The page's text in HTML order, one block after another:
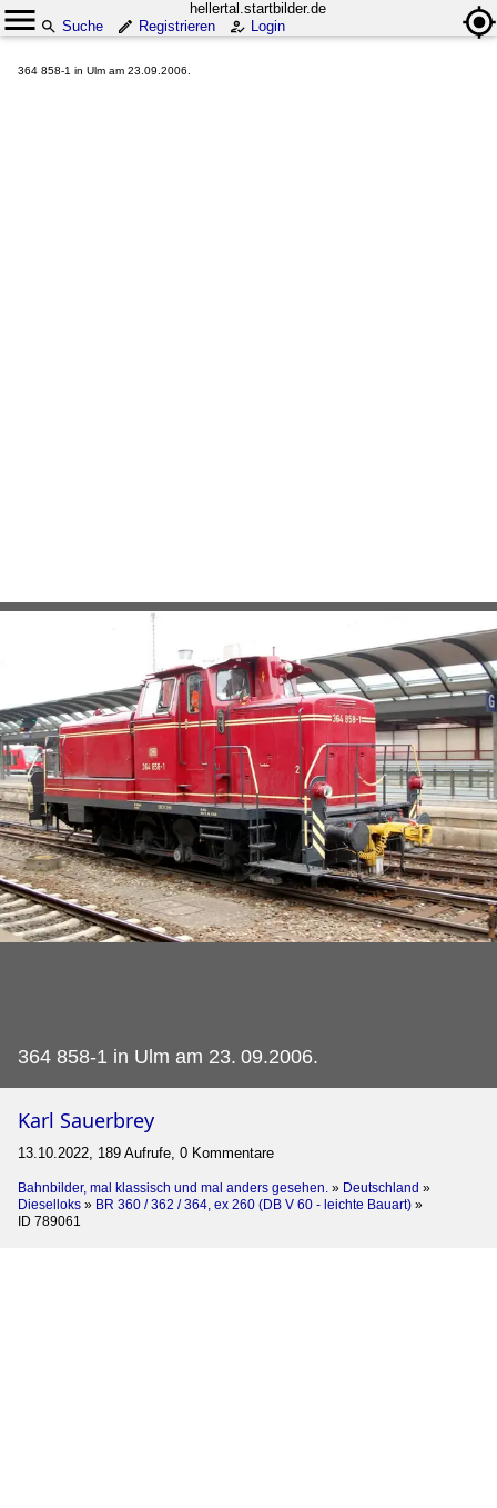
hellertal.startbilder.de
Suche
Registrieren Login
364 858-1 in Ulm am 23.09.2006.
364 858-1 in Ulm am 23. 09.2006.
Karl Sauerbrey
13.10.2022, 189 Aufrufe, 0 Kommentare
Bahnbilder, mal klassisch und mal anders gesehen. » Deutschland »
Dieselloks » BR 360 / 362 / 364, ex 260 (DB V 60 - leichte Bauart) »
ID 789061